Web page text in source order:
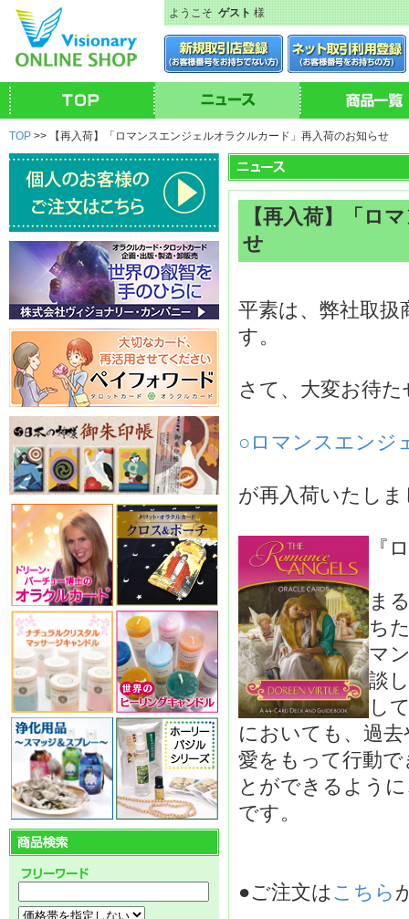
ようこそゲスト様
TOP >> 【再入荷】「ロマンスエンジェルオラクルカード」再入荷のお知らせ
【再入荷】「ロ
せ
平素は、弊社取
す。
さて、大変お待
○ロマンスエンジ
が再入荷いたしま
『
ま
ち
マ
談
し
においても、過
愛をもって行動
とができるよう
です。
●ご注文は こちら